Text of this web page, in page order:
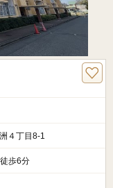
４丁目8-1
徒歩6分